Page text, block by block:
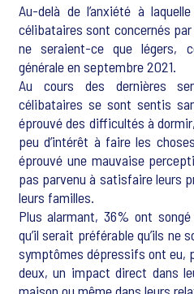
Au-delà de l’anxiété à
célibataires sont concernés
ne seraient-ce que légers,
générale en septembre 2021.
Au cours des dernières
célibataires se sont sentis
éprouvé des difficultés à
peu d’intérêt à faire les
éprouvé une mauvaise
pas parvenu à satisfaire leurs
leurs familles.
Plus alarmant, 36% ont
qu’il serait préférable qu’ils ne
symptômes dépressifs ont eu,
deux, un impact direct dans